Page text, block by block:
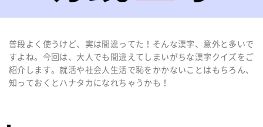
普段よく使うけど、実は間違ってた！そんな漢字、意外と多いで
すよね。今回は、大人でも間違えてしまいがちな漢字クイズをご
紹介します。就活や社会人生活で恥をかかないことはもちろん、
知っておくとハナタカになれちゃうかも！